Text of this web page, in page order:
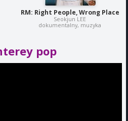
RM: Right People, Wrong Place
Seokjun LEE
dokumentalny, muzyka
pop